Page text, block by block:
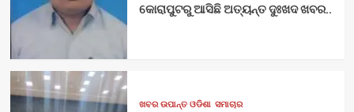
କୋରାପୁଟରୁ ଆସିଛି ଅତ୍ୟନ୍ତ ଦୁଃଖଦ ଖବର..
ଖବର ଉପାନ୍ତ ଓଡିଶା ସମାଚାର